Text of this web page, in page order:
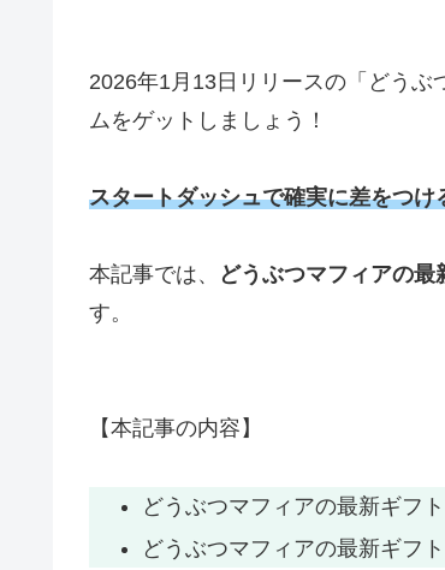
2026年1月13日リリースの「どうぶ
ムをゲットしましょう！
スタートダッシュで確実に差をつけ
本記事では、 どうぶつマフィアの
す。
【本記事の内容】
どうぶつマフィアの最新ギフ
どうぶつマフィアの最新ギフ